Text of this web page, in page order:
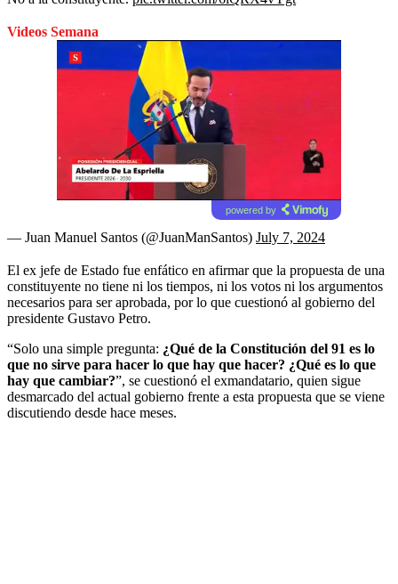
Videos Semana
powered by
— Juan Manuel Santos (@JuanManSantos) July 7, 2024
El ex jefe de Estado fue enfático en afirmar que la propuesta de una
constituyente no tiene ni los tiempos, ni los votos ni los argumentos
necesarios para ser aprobada, por lo que cuestionó al gobierno del
presidente Gustavo Petro.
“Solo una simple pregunta: ¿Qué de la Constitución del 91 es lo
que no sirve para hacer lo que hay que hacer? ¿Qué es lo que
hay que cambiar?”, se cuestionó el exmandatario, quien sigue
desmarcado del actual gobierno frente a esta propuesta que se viene
discutiendo desde hace meses.